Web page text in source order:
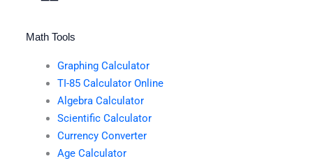
Math Tools
Graphing Calculator
TI-85 Calculator Online
Algebra Calculator
Scientific Calculator
Currency Converter
Age Calculator